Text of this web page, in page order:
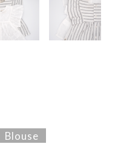
Blouse